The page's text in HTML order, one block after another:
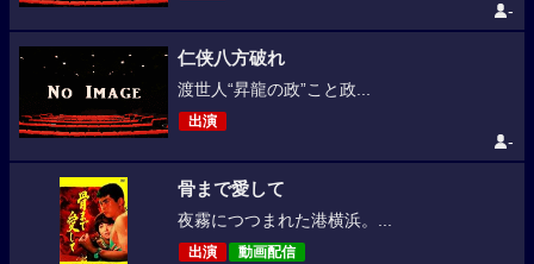
-
仁侠八方破れ
渡世人“昇龍の政”こと政...
出演
-
骨まで愛して
夜霧につつまれた港横浜。...
出演 動画配信